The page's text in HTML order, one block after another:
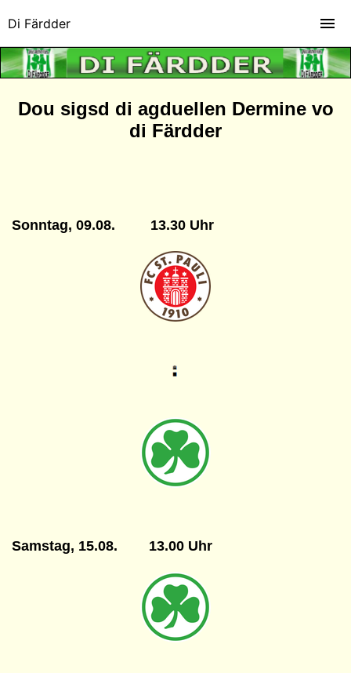
Dou sigsd di agduellen Dermine vo
di Färdder
Sonntag, 09.08. 13.30 Uhr
Samstag, 15.08. 13.00 Uhr
Di Färdder